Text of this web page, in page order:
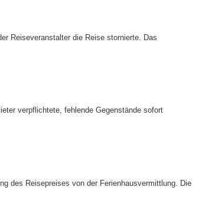
Reiseveranstalter die Reise stornierte. Das
verpflichtete, fehlende Gegenstände sofort
des Reisepreises von der Ferienhausvermittlung. Die